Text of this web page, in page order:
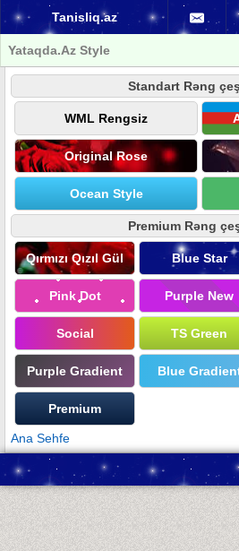
Tanisliq.az
Yataqda.Az Style
Standart Rəng
WML Rengsiz
Original Rose
Ocean Style
Premium Rəng
Qırmızı Qızıl Gül Blue Star
Pink Dot Purple New
Social TS Green
Purple Gradient Blue
Premium
Ana Sehfe